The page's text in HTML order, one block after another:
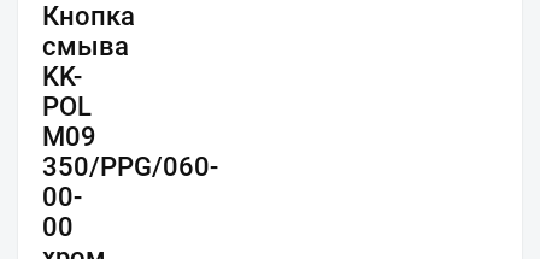
Кнопка
смыва
KK-
POL
M09
350/PPG/060-
00-
00